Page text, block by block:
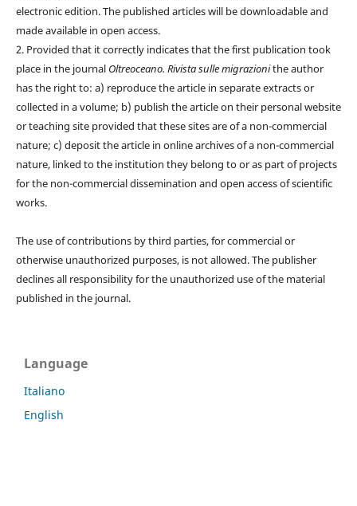
electronic edition. The published articles will be downloadable and
made available in open access.
2. Provided that it correctly indicates that the first publication took
place in the journal Oltreoceano. Rivista sulle migrazionithe author
has the right to: a) reproduce the article in separate extracts or
collected in a volume; b) publish the article on their personal website
or teaching site provided that these sites are of a non-commercial
nature; c) deposit the article in online archives of a non-commercial
nature, linked to the institution they belong to or as part of projects
for the non-commercial dissemination and open access of scientific
works.
The use of contributions by third parties, for commercial or
otherwise unauthorized purposes, is not allowed. The publisher
declines all responsibility for the unauthorized use of the material
published in the journal.
Language
Italiano
English